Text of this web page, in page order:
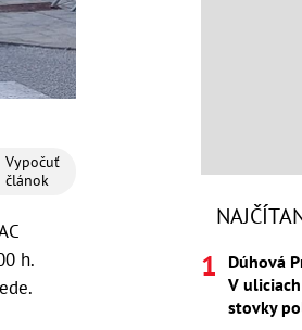
Vypočuť
článok
h.
Dúhová
V
stovky